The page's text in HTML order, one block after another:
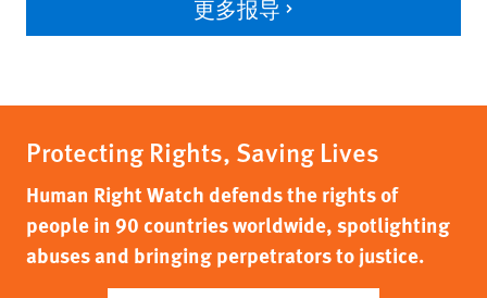
更多报导
Protecting Rights, Saving Lives
Human Right Watch defends the rights of
people in 90 countries worldwide, spotlighting
abuses and bringing perpetrators to justice.